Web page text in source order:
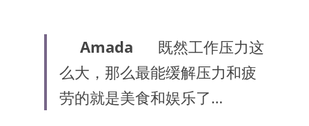
Amada
既然工作压力这
么大，那么最能缓解压力和疲
劳的就是美食和娱乐了…